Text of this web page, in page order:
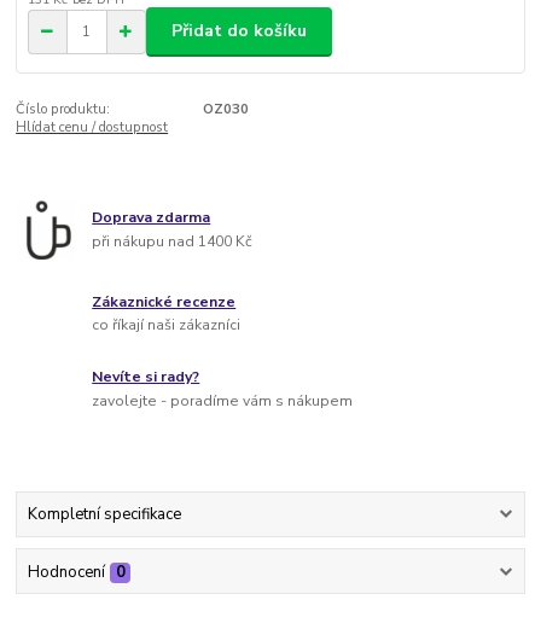
Přidat do košíku
Číslo produktu:
OZ030
Hlídat cenu / dostupnost
Doprava zdarma
při nákupu nad 1400 Kč
Zákaznické recenze
co říkají naši zákazníci
Nevíte si rady?
zavolejte - poradíme vám s nákupem
Kompletní specifikace
Hodnocení 0